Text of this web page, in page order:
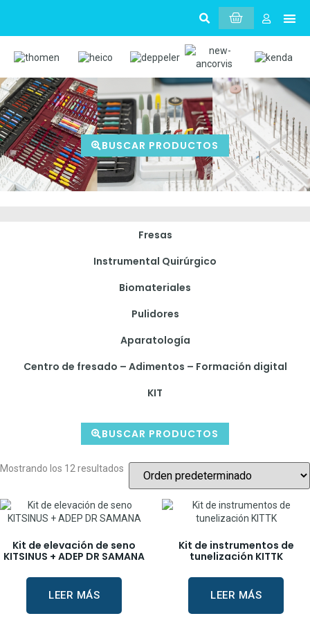
BUSCAR PRODUCTOS
Fresas
Instrumental Quirúrgico
Biomateriales
Pulidores
Aparatología
Centro de fresado – Adimentos – Formación digital
KIT
BUSCAR PRODUCTOS
Mostrando los 12 resultados
Kit de elevación de seno
KITSINUS + ADEP DR SAMANA
LEER MÁS
Kit de instrumentos de
tunelización KITTK
LEER MÁS